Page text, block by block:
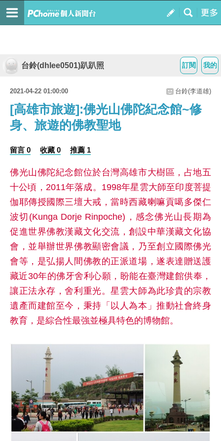
我的
訂閱
台鈴(dhlee0501)趴趴照
2021-04-22 01:00:00 台鈴(李道雄)
[高雄市旅遊]:佛光山佛陀紀念館~修
身、旅遊的佛教聖地
留言 0 收藏 0 推薦 1
佛光山佛陀紀念館位於台灣高雄市大樹區，占地五
十公頃，2011年落成。1998年星雲大師至印度菩提
伽耶傳授國際三壇大戒，當時西藏喇嘛貢噶多傑仁
波切(Kunga Dorje Rinpoche)，感念佛光山長期為
促進世界佛教漢藏文化交流，創設中華漢藏文化協
會，並舉辦世界佛教顯密會議，乃至創立國際佛光
會等，是弘揚人間佛教的正派道場，遂表達贈送護
藏近30年的佛牙舍利心願，盼能在臺灣建館供奉，
讓正法永存，舍利重光。星雲大師為此珍貴的宗教
遺產而建館至今，秉持「以人為本」推動社會終身
教育，是綜合性最強並極具特色的博物館。